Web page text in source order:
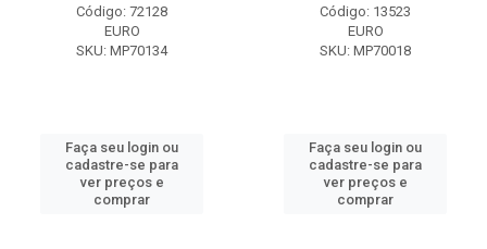
Código: 72128
EURO
SKU: MP70134
Faça seu login ou
cadastre-se para
ver preços e
comprar
Código: 13523
EURO
SKU: MP70018
Faça seu login ou
cadastre-se para
ver preços e
comprar